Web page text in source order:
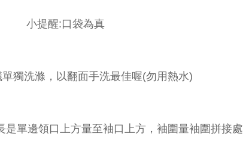
小提醒:口袋為真
獨洗滌，以翻面手洗最佳喔(勿用熱水)
是單邊領口上方量至袖口上方，袖圍量袖圍拼接處